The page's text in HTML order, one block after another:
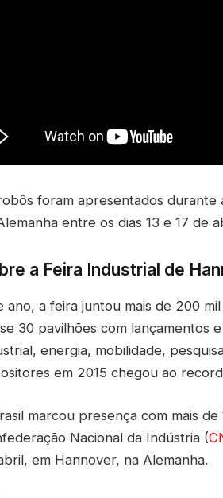
foram apresentados durante
entre os dias 13 e 17 de
a Feira Industrial de
ano, a feira juntou mais de 200
30 pavilhões com lançamentos
energia, mobilidade,
em 2015 chegou ao
marcou presença com mais
Nacional da Indústria (
em Hannover, na Alemanha.